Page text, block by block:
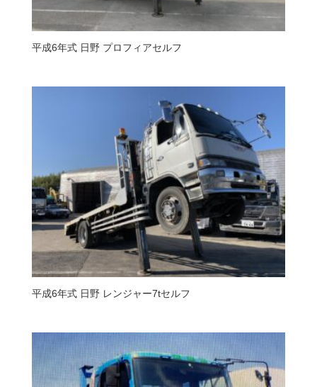
平成6年式 日野 プロフィアセルフ
平成6年式 日野 レンジャー7tセルフ